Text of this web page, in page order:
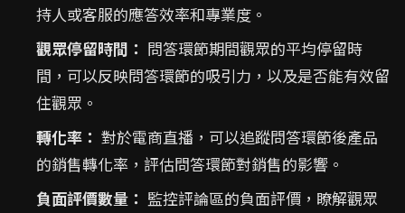
持人或客服的應答效率和專業度。
觀眾停留時間： 問答環節期間觀眾的平均停留時
間，可以反映問答環節的吸引力，以及是否能有效留
住觀眾。
轉化率： 對於電商直播，可以追蹤問答環節後產品
的銷售轉化率，評估問答環節對銷售的影響。
負面評價數量： 監控評論區的負面評價，瞭解觀眾